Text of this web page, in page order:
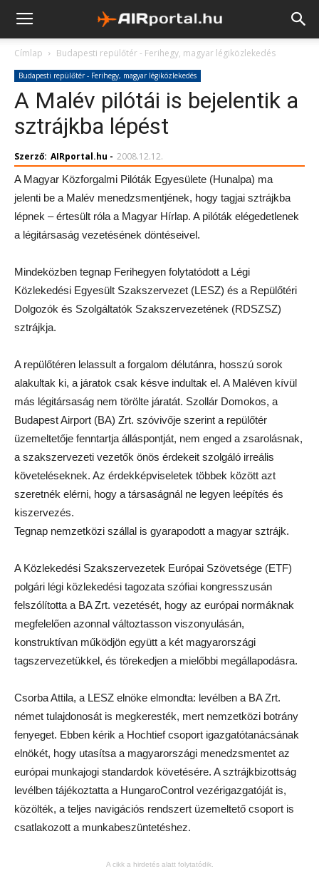
Címlap Budapesti repülőtér - Ferihegy, magyar légiközlekedés
Budapesti repülőtér - Ferihegy, magyar légiközlekedés
A Malév pilótái is bejelentik a
sztrájkba lépést
Szerző: AIRportal.hu - 2008.12.12.
A Magyar Közforgalmi Pilóták Egyesülete (Hunalpa) ma
jelenti be a Malév menedzsmentjének, hogy tagjai sztrájkba
lépnek – értesült róla a Magyar Hírlap. A pilóták elégedetlenek
a légitársaság vezetésének döntéseivel.
Mindeközben tegnap Ferihegyen folytatódott a Légi
Közlekedési Egyesült Szakszervezet (LESZ) és a Repülőtéri
Dolgozók és Szolgáltatók Szakszervezetének (RDSZSZ)
sztrájkja.
A repülőtéren lelassult a forgalom délutánra, hosszú sorok
alakultak ki, a járatok csak késve indultak el. A Maléven kívül
más légitársaság nem törölte járatát. Szollár Domokos, a
Budapest Airport (BA) Zrt. szóvivője szerint a repülőtér
üzemeltetője fenntartja álláspontját, nem enged a zsarolásnak,
a szakszervezeti vezetők önös érdekeit szolgáló irreális
követeléseknek. Az érdekképviseletek többek között azt
szeretnék elérni, hogy a társaságnál ne legyen leépítés és
kiszervezés.
Tegnap nemzetközi szállal is gyarapodott a magyar sztrájk.
A Közlekedési Szakszervezetek Európai Szövetsége (ETF)
polgári légi közlekedési tagozata szófiai kongresszusán
felszólította a BA Zrt. vezetését, hogy az európai normáknak
megfelelően azonnal változtasson viszonyulásán,
konstruktívan működjön együtt a két magyarországi
tagszervezetükkel, és törekedjen a mielőbbi megállapodásra.
Csorba Attila, a LESZ elnöke elmondta: levélben a BA Zrt.
német tulajdonosát is megkeresték, mert nemzetközi botrány
fenyeget. Ebben kérik a Hochtief csoport igazgatótanácsának
elnökét, hogy utasítsa a magyarországi menedzsmentet az
európai munkajogi standardok követésére. A sztrájkbizottság
levélben tájékoztatta a HungaroControl vezérigazgatóját is,
közölték, a teljes navigációs rendszert üzemeltető csoport is
csatlakozott a munkabeszüntetéshez.
A cikk a hirdetés alatt folytatódik.